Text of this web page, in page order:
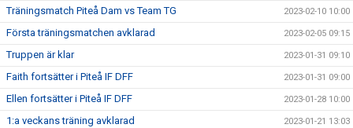
Träningsmatch Piteå Dam vs Team TG 2023-02-10 10:00
Första träningsmatchen avklarad 2023-02-05 09:15
Truppen är klar 2023-01-31 09:10
Faith fortsätter i Piteå IF DFF 2023-01-31 09:00
Ellen fortsätter i Piteå IF DFF 2023-01-28 10:00
1:a veckans träning avklarad 2023-01-21 13:03